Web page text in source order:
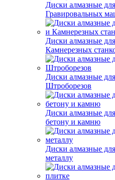
Диски алмазные для
Гравировальных
Диски алмазные
Камнерезных
Диски алмазные
Штроборезов
Диски алмазные
бетону и камню
Диски алмазные
металлу